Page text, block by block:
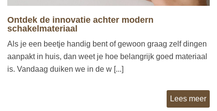
Ontdek de innovatie achter modern
schakelmateriaal
Als je een beetje handig bent of gewoon graag zelf dingen
aanpakt in huis, dan weet je hoe belangrijk goed materiaal
is. Vandaag duiken we in de w [...]
Lees meer